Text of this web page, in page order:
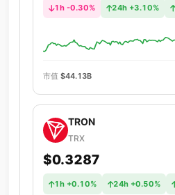
1h -0.30% 24h +3.10%
市值 $44.13B
TRON
TRX
$0.3287
1h +0.10% 24h +0.50%